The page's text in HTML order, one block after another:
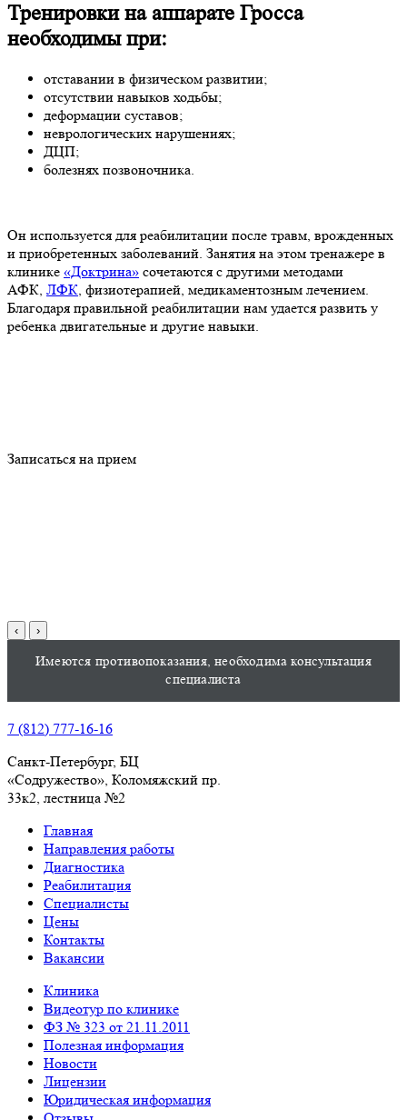
Тренировки на аппарате Гросса
необходимы при:
отставании в физическом развитии;
отсутствии навыков ходьбы;
деформации суставов;
неврологических нарушениях;
ДЦП;
болезнях позвоночника.
Он используется для реабилитации после травм, врожденных
и приобретенных заболеваний. Занятия на этом тренажере в
клинике «Доктрина» сочетаются с другими методами
АФК, ЛФК, физиотерапией, медикаментозным лечением.
Благодаря правильной реабилитации нам удается развить у
ребенка двигательные и другие навыки.
Записаться на прием
‹ ›
Имеются противопоказания, необходима консультация
специалиста
7 (812) 777-16-16
Санкт-Петербург, БЦ
«Содружество», Колoмяжский пр.
33к2, лестница №2
Главная
Направления работы
Диагностика
Реабилитация
Специалисты
Цены
Контакты
Вакансии
Клиника
Видеотур по клинике
ФЗ № 323 от 21.11.2011
Полезная информация
Новости
Лицензии
Юридическая информация